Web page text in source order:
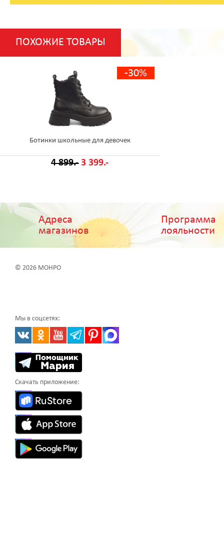
ПОХОЖИЕ ТОВАРЫ
-30%
Ботинки школьные для девочек
4 899.- 3 399.-
Адреса
магазинов
Программа
лояльности
© 2026 МОНРО
Мы в соцсетях:
Скачать приложение: